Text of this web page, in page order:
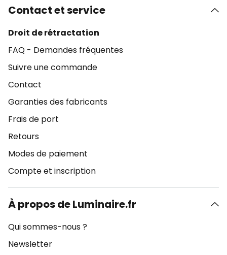
Contact et service
Droit de rétractation
FAQ - Demandes fréquentes
Suivre une commande
Contact
Garanties des fabricants
Frais de port
Retours
Modes de paiement
Compte et inscription
À propos de Luminaire.fr
Qui sommes-nous ?
Newsletter